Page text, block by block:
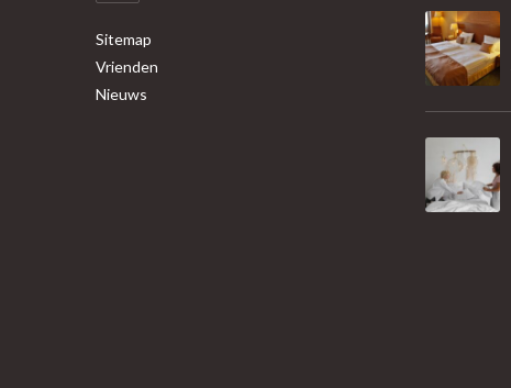
Sitemap
Vrienden
Nieuws